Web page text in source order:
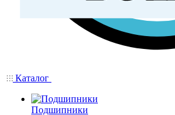
Каталог
Подшипники